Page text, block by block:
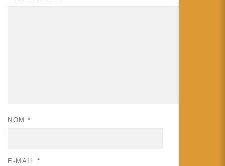
NOM *
E-MAIL *